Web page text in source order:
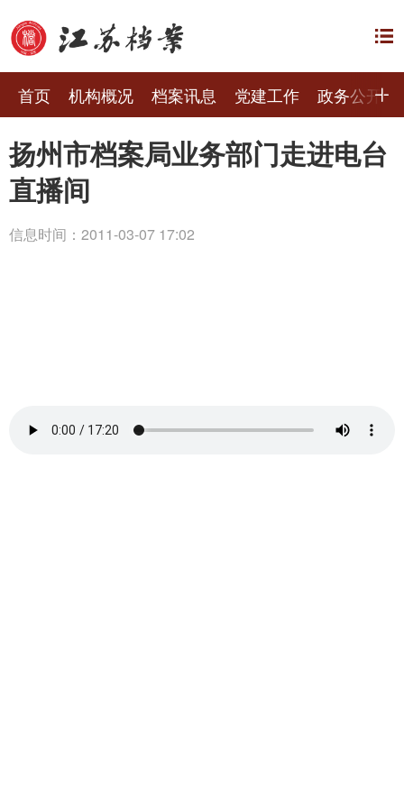
首页 机构概况 档案讯息 党建工作 政务公开
扬州市档案局业务部门走进电台
直播间
信息时间：2011-03-07 17:02